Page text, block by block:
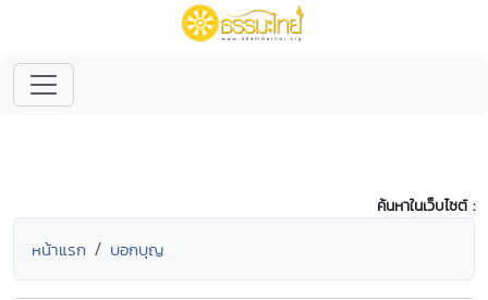
ค้นหาในเว็บไซต์ :
หน้าแรก บอกบุญ